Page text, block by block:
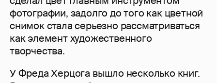
фотографии, задолго до того как цветной
снимок стала серьезно рассматриваться
как элемент художественного
творчества.
У Фреда Херцога вышло несколько книг.